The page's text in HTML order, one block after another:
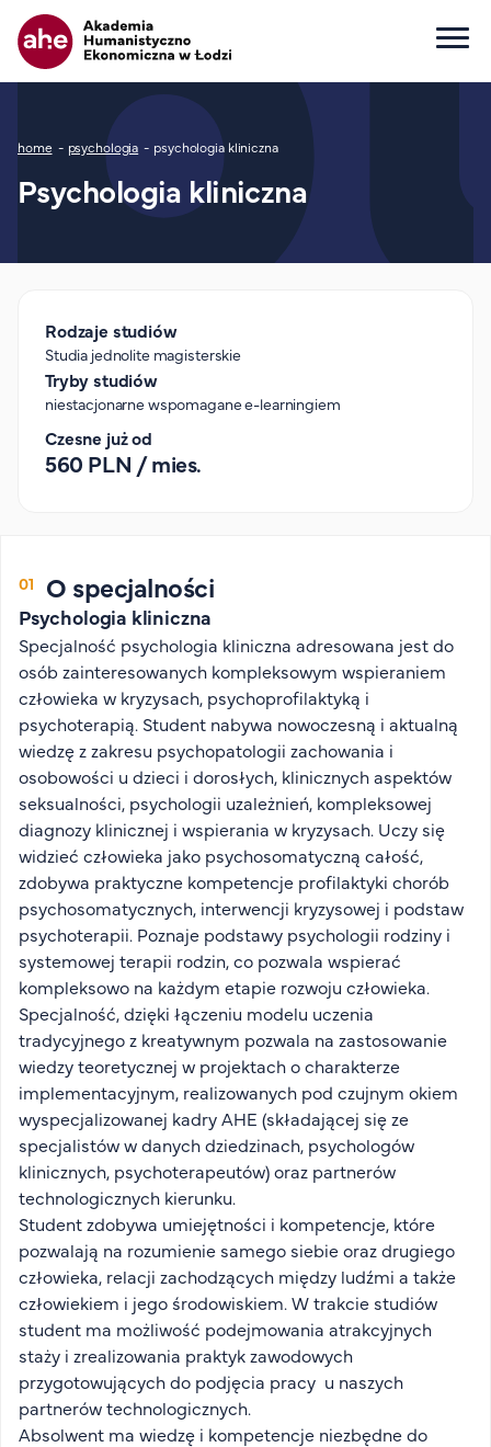
Główna nawigacja
Dla kandydata
Wszystkie kierunki
Studia II stopnia
Studia podyplomowe
Study in English
Wydziały
Opłaty za studia
Dla studenta
Zjazdy
Dyżury prorektorów
O rekrutacji
Jak zostać studentem AHE
Biuro rekrutacji
Zasady przyjęcia na studia
Harmonogram przyjęć na studia
O PUW
O nas
Akademia Online
Jak się studiuje przez Internet?
FAQ
Nasi wykładowcy
Strefa wiedzy
Kontakt
Górny pasek
Rekrutacja
Platforma zdalnego nauczania
Wirtualny Pokój Studenta
Ścieżka nawigacyjna
home psychologia psychologia kliniczna
Psychologia kliniczna
Rodzaje studiów
Studia jednolite magisterskie
Tryby studiów
niestacjonarne wspomagane e-learningiem
Czesne już od
560 PLN / mies.
O specjalności
Psychologia kliniczna
Specjalność psychologia kliniczna adresowana jest do
osób zainteresowanych kompleksowym wspieraniem
człowieka w kryzysach, psychoprofilaktyką i
psychoterapią. Student nabywa nowoczesną i aktualną
wiedzę z zakresu psychopatologii zachowania i
osobowości u dzieci i dorosłych, klinicznych aspektów
seksualności, psychologii uzależnień, kompleksowej
diagnozy klinicznej i wspierania w kryzysach. Uczy się
widzieć człowieka jako psychosomatyczną całość,
zdobywa praktyczne kompetencje profilaktyki chorób
psychosomatycznych, interwencji kryzysowej i podstaw
psychoterapii. Poznaje podstawy psychologii rodziny i
systemowej terapii rodzin, co pozwala wspierać
kompleksowo na każdym etapie rozwoju człowieka.
Specjalność, dzięki łączeniu modelu uczenia
tradycyjnego z kreatywnym pozwala na zastosowanie
wiedzy teoretycznej w projektach o charakterze
implementacyjnym, realizowanych pod czujnym okiem
wyspecjalizowanej kadry AHE (składającej się ze
specjalistów w danych dziedzinach, psychologów
klinicznych, psychoterapeutów) oraz partnerów
technologicznych kierunku.
Student zdobywa umiejętności i kompetencje, które
pozwalają na rozumienie samego siebie oraz drugiego
człowieka, relacji zachodzących między ludźmi a także
człowiekiem i jego środowiskiem. W trakcie studiów
student ma możliwość podejmowania atrakcyjnych
staży i zrealizowania praktyk zawodowych
przygotowujących do podjęcia pracy u naszych
partnerów technologicznych.
Absolwent ma wiedzę i kompetencje niezbędne do